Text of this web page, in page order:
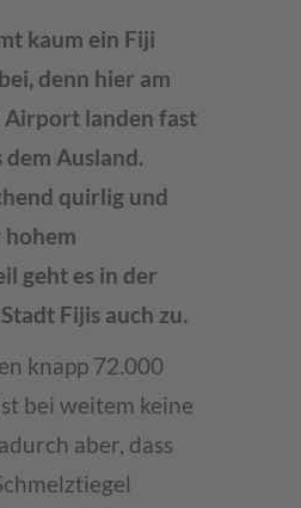
kaum ein Fiji
denn hier am
landen fast
dem Ausland.
quirlig und
geht es in der
Fijis auch zu.
knapp 72.000
bei weitem keine
aber, dass